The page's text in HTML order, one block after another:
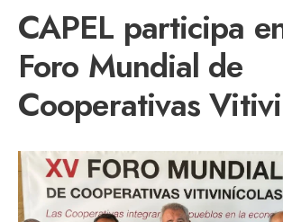
CAPEL participa
Foro Mundial de
Cooperativas